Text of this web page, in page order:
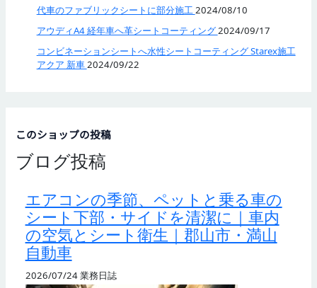
代車のファブリックシートに部分施工2024/08/10
アウディA4 経年車へ革シートコーティング2024/09/17
コンビネーションシートへ水性シートコーティング Starex施工
アクア 新車2024/09/22
このショップの投稿
ブログ投稿
エアコンの季節、ペットと乗る車の
シート下部・サイドを清潔に｜車内
の空気とシート衛生｜郡山市・満山
自動車
2026/07/24業務日誌